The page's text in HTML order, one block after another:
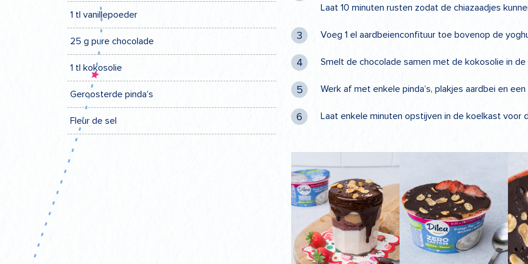
1 tl vanillepoeder
25 g pure chocolade
1 tl kokosolie
Geroosterde pinda’s
Fleur de sel
Laat 10 minuten rusten zodat de chiazaadjes
Voeg 1 el aardbeienconfituur toe bovenop de
Smelt de chocolade samen met de kokosolie in
Werk af met enkele pinda’s, plakjes aardbei en
Laat enkele minuten opstijven in de koelkast voor